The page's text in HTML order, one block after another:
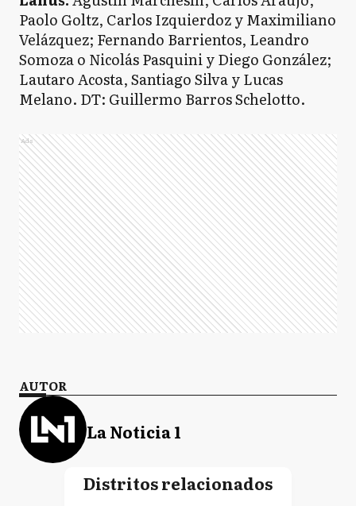
Paolo Goltz, Carlos Izquierdoz y Maximiliano
Velázquez; Fernando Barrientos, Leandro
Somoza o Nicolás Pasquini y Diego González;
Lautaro Acosta, Santiago Silva y Lucas
Melano. DT: Guillermo Barros Schelotto.
Ads
AUTOR
La Noticia 1
Distritos relacionados